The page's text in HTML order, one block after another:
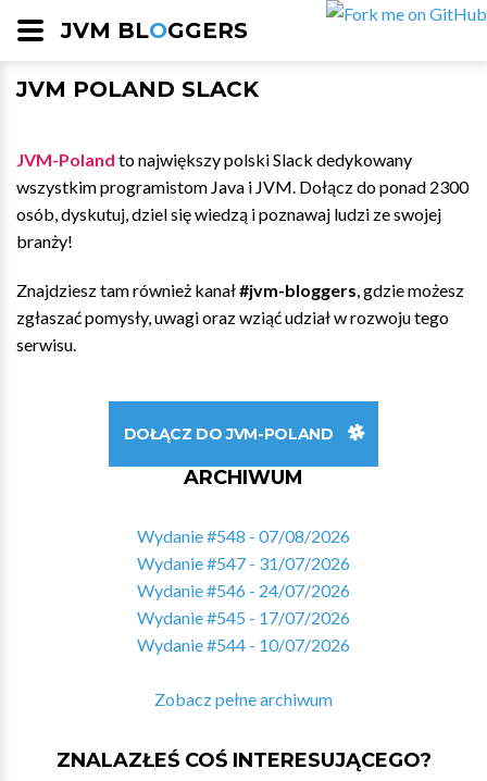
JVM BLOGGERS
JVM POLAND SLACK
JVM-Poland to największy polski Slack dedykowany
wszystkim programistom Java i JVM. Dołącz do ponad 2300
osób, dyskutuj, dziel się wiedzą i poznawaj ludzi ze swojej
branży!
Znajdziesz tam również kanał#jvm-bloggers, gdzie możesz
zgłaszać pomysły, uwagi oraz wziąć udział w rozwoju tego
serwisu.
DOŁĄCZ DO JVM-POLAND
ARCHIWUM
Wydanie #548 - 07/08/2026
Wydanie #547 - 31/07/2026
Wydanie #546 - 24/07/2026
Wydanie #545 - 17/07/2026
Wydanie #544 - 10/07/2026
Zobacz pełne archiwum
ZNALAZŁEŚ COŚ INTERESUJĄCEGO?